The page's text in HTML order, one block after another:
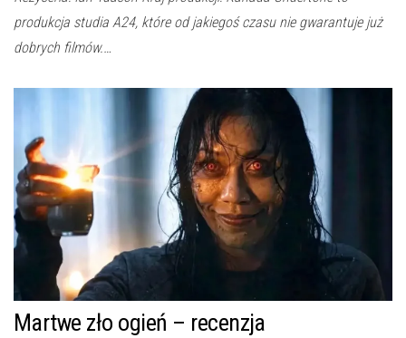
produkcja studia A24, które od jakiegoś czasu nie gwarantuje już
dobrych filmów.…
Martwe zło ogień – recenzja